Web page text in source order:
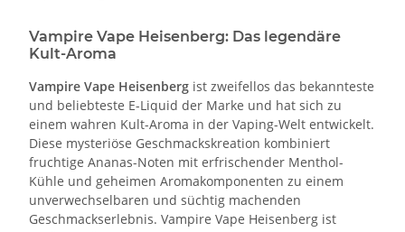
Vampire Vape Heisenberg: Das legendäre
Kult-Aroma
Vampire Vape Heisenberg ist zweifellos das bekannteste
und beliebteste E-Liquid der Marke und hat sich zu
einem wahren Kult-Aroma in der Vaping-Welt entwickelt.
Diese mysteriöse Geschmackskreation kombiniert
fruchtige Ananas-Noten mit erfrischender Menthol-
Kühle und geheimen Aromakomponenten zu einem
unverwechselbaren und süchtig machenden
Geschmackserlebnis. Vampire Vape Heisenberg ist